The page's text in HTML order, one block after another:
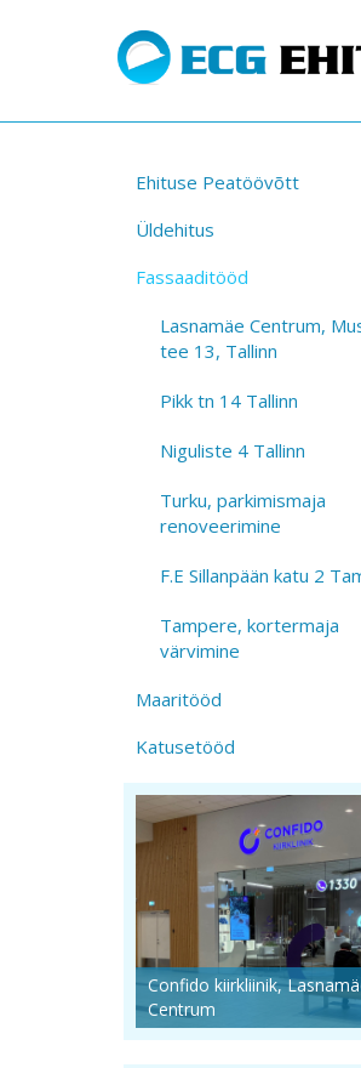
Ehituse Peatöövõtt
Üldehitus
Fassaaditööd
Lasnamäe Centrum,
tee 13, Tallinn
Pikk tn 14 Tallinn
Niguliste 4 Tallinn
Turku, parkimismaja
renoveerimine
F.E Sillanpään katu 2
Tampere, kortermaja
värvimine
Maaritööd
Katusetööd
Confido kiirkliinik,
Centrum